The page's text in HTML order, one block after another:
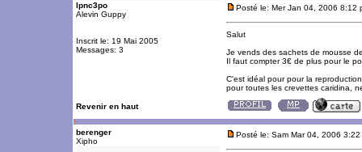
lpnc3po
Alevin Guppy
Inscrit le: 19 Mai 2005
Messages: 3
Posté le: Mer Jan 04, 2006 8:12
Salut
Je vends des sachets de mousse
Il faut compter 3€ de plus pour le
C'est idéal pour pour la
pour toutes les crevettes caridina,
Revenir en haut
berenger
Xipho
Posté le: Sam Mar 04, 2006 3:22